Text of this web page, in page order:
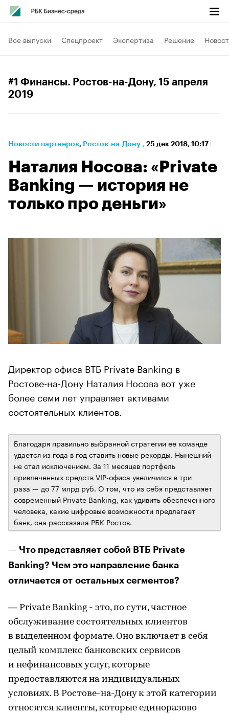
Все выпуски Спецпроект Экспертиза Решение
#1 Финансы. Ростов-на-Дону, 15 апреля
2019
Новости партнеров⁠, Ростов-на-Дону , 25 дек 2018, 10:17
Наталия Носова: «Private
Banking — история не
только про деньги»
Директор офиса ВТБ Private Banking в
Ростове-на-Дону Наталия Носова вот уже
более семи лет управляет активами
состоятельных клиентов.
Благодаря правильно выбранной стратегии ее команде
удается из года в год ставить новые рекорды. Нынешний
не стал исключением. За 11 месяцев портфель
привлеченных средств VIP-офиса увеличился в три
раза — до 77 млрд руб. О том, что из себя представляет
современный Private Banking, как удивить обеспеченного
человека, какие цифровые возможности предлагает
банк, она рассказала РБК Ростов.
— Что представляет собой ВТБ Private
Banking? Чем это направление банка
отличается от остальных сегментов?
— Private Banking - это, по сути, частное
обслуживание состоятельных клиентов
в выделенном формате. Оно включает в себя
целый комплекс банковских сервисов
и нефинансовых услуг, которые
предоставляются на индивидуальных
условиях. В Ростове-на-Дону к этой категории
относятся клиенты, которые единоразово